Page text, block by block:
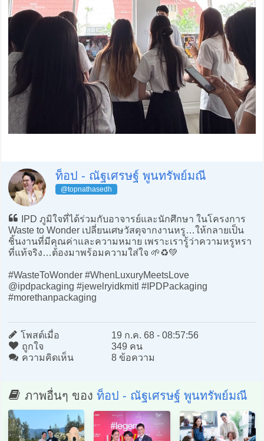
ท็อป - ณัฐเศรษฐ์ พูนทรัพย์มณี
@topnathasedh
IPD ภูมิใจที่ได้ร่วมกับอาจารย์และนักศึกษา ในโครงการ
Waste to Wonder เปลี่ยนเศษวัสดุจากงานหรู…ให้กลายเป็น
ชิ้นงานที่มีคุณค่าและความหมาย เพราะเรารู้ว่าความหรูหรา
ที่แท้จริง…ต้องมาพร้อมความใส่ใจ 🌱♻️💚
#WasteToWonder #WhenLuxuryMeetsLove
@ipdpackaging #jewelryidkmitl #IPDPackaging
#morethanpackaging
โพสต์เมื่อ
19 ก.ค. 68 - 08:57:56
ถูกใจ
349 คน
ความคิดเห็น
8 ข้อความ
ภาพอื่นๆ ของ ท็อป - ณัฐเศรษฐ์ พูนทรัพย์มณี